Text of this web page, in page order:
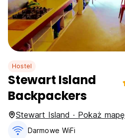
Hostel
Stewart Island
Backpackers
Stewart Island · Pokaż mapę
Darmowe WiFi